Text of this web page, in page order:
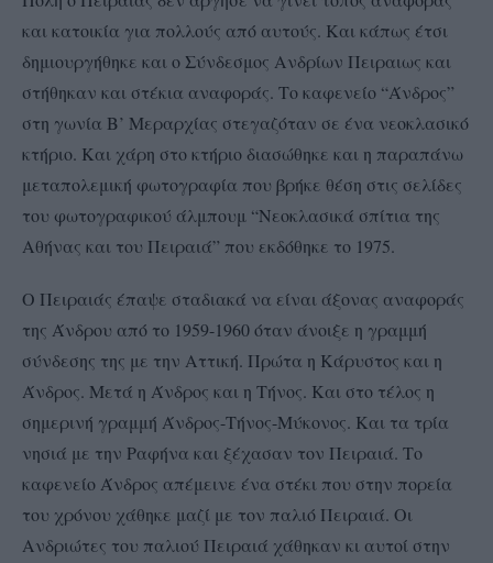
και κατοικία για πολλούς από αυτούς. Και κάπως έτσι
δημιουργήθηκε και ο Σύνδεσμος Ανδρίων Πειραιως και
στήθηκαν και στέκια αναφοράς. Το καφενείο “Άνδρος”
στη γωνία Β’ Μεραρχίας στεγαζόταν σε ένα νεοκλασικό
κτήριο. Και χάρη στο κτήριο διασώθηκε και η παραπάνω
μεταπολεμική φωτογραφία που βρήκε θέση στις σελίδες
του φωτογραφικού άλμπουμ “Νεοκλασικά σπίτια της
Αθήνας και του Πειραιά” που εκδόθηκε το 1975.
Ο Πειραιάς έπαψε σταδιακά να είναι άξονας αναφοράς
της Άνδρου από το 1959-1960 όταν άνοιξε η γραμμή
σύνδεσης της με την Αττική. Πρώτα η Κάρυστος και η
Άνδρος. Μετά η Άνδρος και η Τήνος. Και στο τέλος η
σημερινή γραμμή Άνδρος-Τήνος-Μύκονος. Και τα τρία
νησιά με την Ραφήνα και ξέχασαν τον Πειραιά. Το
καφενείο Άνδρος απέμεινε ένα στέκι που στην πορεία
του χρόνου χάθηκε μαζί με τον παλιό Πειραιά. Οι
Ανδριώτες του παλιού Πειραιά χάθηκαν κι αυτοί στην